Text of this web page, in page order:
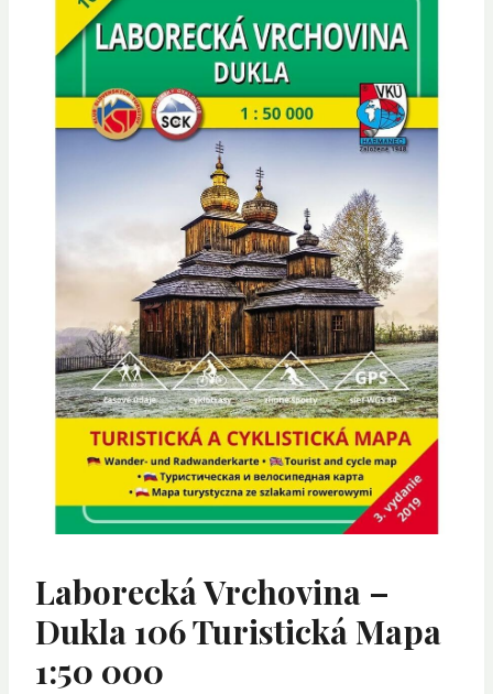
Laborecká Vrchovina –
Dukla 106 Turistická Mapa
1:50 000